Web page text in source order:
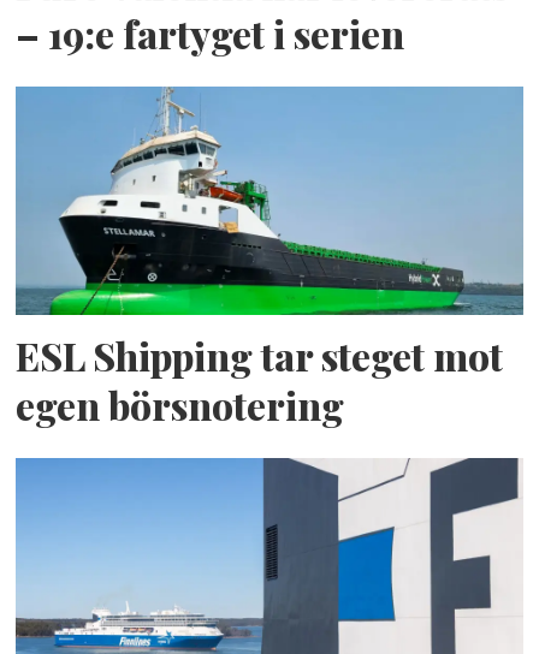
– 19:e fartyget i serien
ESL Shipping tar steget mot
egen börsnotering